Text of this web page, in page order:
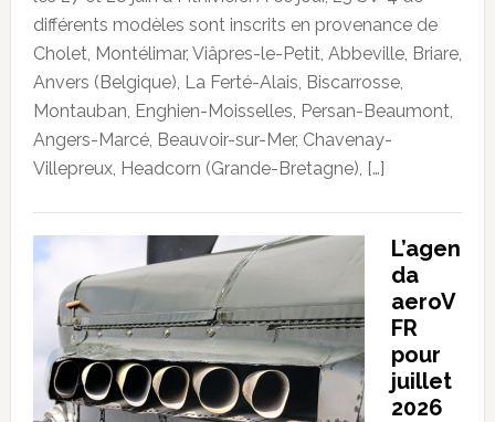
différents modèles sont inscrits en provenance de
Cholet, Montélimar, Viâpres-le-Petit, Abbeville, Briare,
Anvers (Belgique), La Ferté-Alais, Biscarrosse,
Montauban, Enghien-Moisselles, Persan-Beaumont,
Angers-Marcé, Beauvoir-sur-Mer, Chavenay-
Villepreux, Headcorn (Grande-Bretagne), […]
L’agen
da
aeroV
FR
pour
juillet
2026